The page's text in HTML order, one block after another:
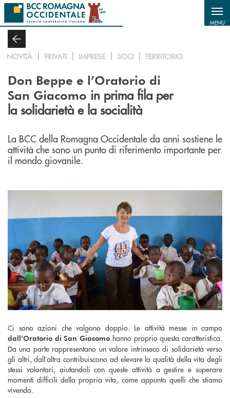
Salta al contenuto principale
MENU
NOVITÀ PRIVATI IMPRESE SOCI TERRITORIO
Don Beppe e l’Oratorio di
San Giacomo in prima fila per
la solidarietà e la socialità
La BCC della Romagna Occidentale da anni sostiene le
attività che sono un punto di riferimento importante per
il mondo giovanile.
Ci sono azioni che valgono doppio. Le attività messe in campo
dall’Oratorio di San Giacomo hanno proprio questa caratteristica.
Da una parte rappresentano un valore intrinseco di solidarietà verso
gli altri, dall’altra contribuiscono ad elevare la qualità della vita degli
stessi volontari, aiutandoli con queste attività a gestire e superare
momenti difficili della propria vita, come appunto quelli che stiamo
vivendo.